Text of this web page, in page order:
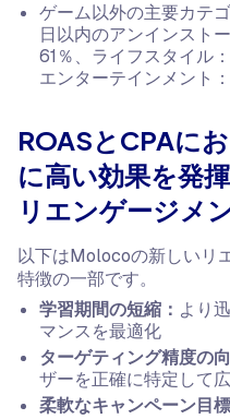
ゲーム以外の主要カテ
日以内のアンインスト
61％、ライフスタイル
エンターテインメント
ROASとCPAに
に高い効果を発
リエンゲージメ
以下はMolocoの新しいリ
特徴の一部です。
学習期間の短縮： より
マンスを最適化
ターゲティング精度の
ザーを正確に特定して
柔軟なキャンペーン目標